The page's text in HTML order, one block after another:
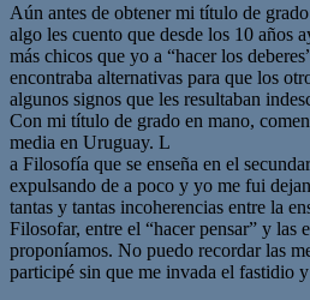
Aún antes de obtener mi título de
algo les cuento que desde los 10 años
más chicos que yo a “hacer los
encontraba alternativas para que los
algunos signos que les resultaban
Con mi título de grado en mano,
media en Uruguay. L
a Filosofía que se enseña en el
expulsando de a poco y yo me fui
tantas y tantas incoherencias entre la
Filosofar, entre el “hacer pensar” y las
proponíamos. No puedo recordar las
participé sin que me invada el fastidio